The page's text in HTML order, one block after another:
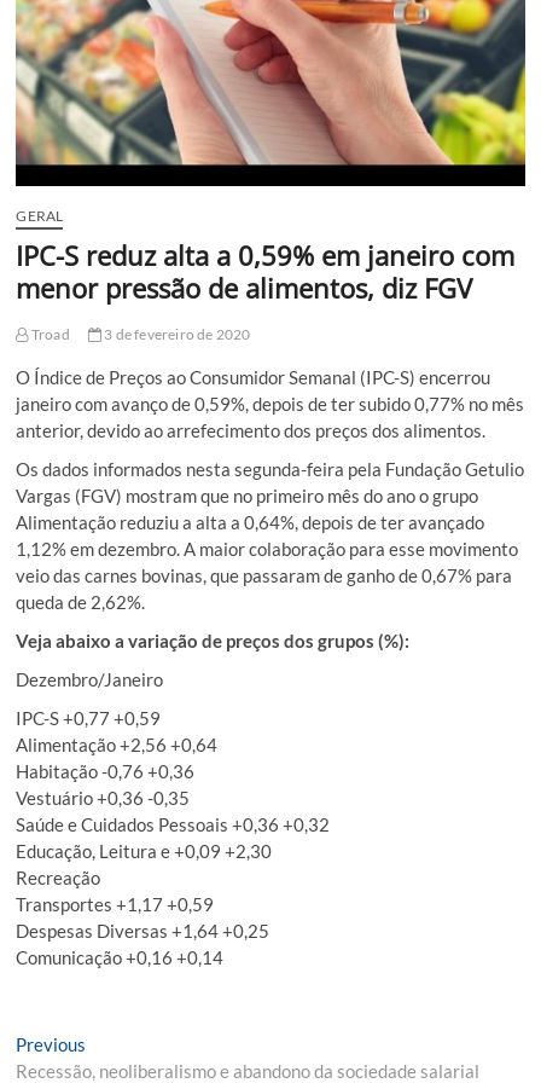
GERAL
IPC-S reduz alta a 0,59% em janeiro com
menor pressão de alimentos, diz FGV
Troad 3 de fevereiro de 2020
O Índice de Preços ao Consumidor Semanal (IPC-S) encerrou
janeiro com avanço de 0,59%, depois de ter subido 0,77% no mês
anterior, devido ao arrefecimento dos preços dos alimentos.
Os dados informados nesta segunda-feira pela Fundação Getulio
Vargas (FGV) mostram que no primeiro mês do ano o grupo
Alimentação reduziu a alta a 0,64%, depois de ter avançado
1,12% em dezembro. A maior colaboração para esse movimento
veio das carnes bovinas, que passaram de ganho de 0,67% para
queda de 2,62%.
Veja abaixo a variação de preços dos grupos (%):
Dezembro/Janeiro
IPC-S +0,77 +0,59
Alimentação +2,56 +0,64
Habitação -0,76 +0,36
Vestuário +0,36 -0,35
Saúde e Cuidados Pessoais +0,36 +0,32
Educação, Leitura e +0,09 +2,30
Recreação
Transportes +1,17 +0,59
Despesas Diversas +1,64 +0,25
Comunicação +0,16 +0,14
Navegação
Previous
post:
Recessão, neoliberalismo e abandono da sociedade salarial